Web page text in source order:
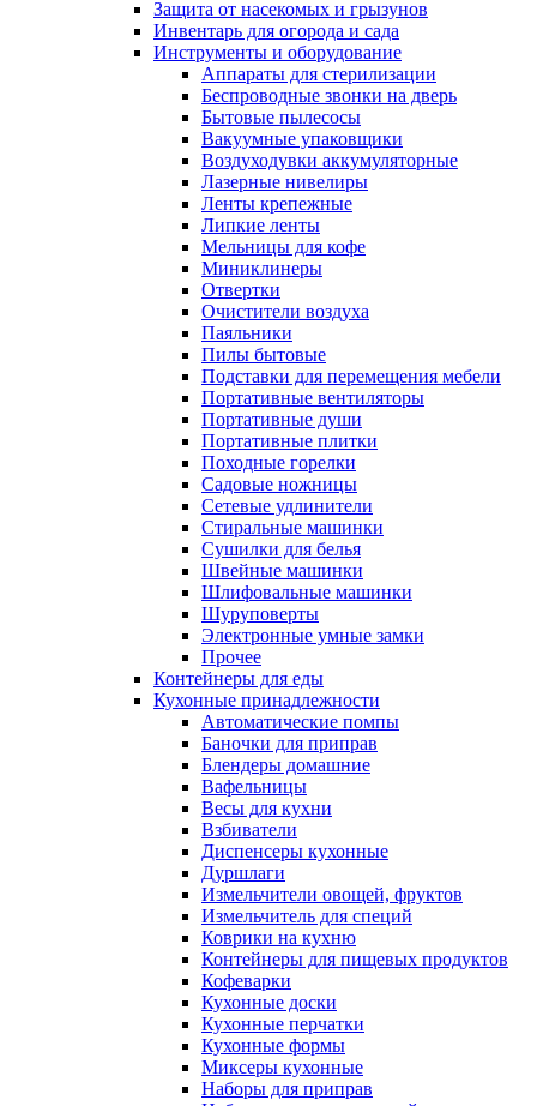
Защита от насекомых и грызунов
Инвентарь для огорода и сада
Инструменты и оборудование
Аппараты для стерилизации
Беспроводные звонки на дверь
Бытовые пылесосы
Вакуумные упаковщики
Воздуходувки аккумуляторные
Лазерные нивелиры
Ленты крепежные
Липкие ленты
Мельницы для кофе
Миниклинеры
Отвертки
Очистители воздуха
Паяльники
Пилы бытовые
Подставки для перемещения мебели
Портативные вентиляторы
Портативные души
Портативные плитки
Походные горелки
Садовые ножницы
Сетевые удлинители
Стиральные машинки
Сушилки для белья
Швейные машинки
Шлифовальные машинки
Шуруповерты
Электронные умные замки
Прочее
Контейнеры для еды
Кухонные принадлежности
Автоматические помпы
Баночки для приправ
Блендеры домашние
Вафельницы
Весы для кухни
Взбиватели
Диспенсеры кухонные
Дуршлаги
Измельчители овощей, фруктов
Измельчитель для специй
Коврики на кухню
Контейнеры для пищевых продуктов
Кофеварки
Кухонные доски
Кухонные перчатки
Кухонные формы
Миксеры кухонные
Наборы для приправ